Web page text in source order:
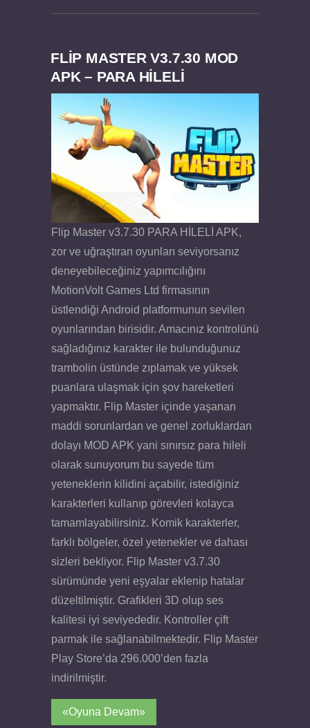
Dream Road Multiplayer v1.4.2 PARA HİLELİ
Felix the Reaper v1.25 FULL APK
FLIP MASTER V3.7.30 MOD
APK – PARA HİLELİ
Flip Master v3.7.30 PARA HİLELİ APK,
zor ve uğraştıran oyunları seviyorsanız
deneyebileceğiniz yapımcılığını
MotionVolt Games Ltd firmasının
üstlendiği Android platformunun sevilen
oyunlarından birisidir. Amacınız kontrolünü
sağladığınız karakter ile bulunduğunuz
trambolin üstünde zıplamak ve yüksek
puanlara ulaşmak için şov hareketleri
yapmaktır. Flip Master içinde yaşanan
maddi sorunlardan ve genel zorluklardan
dolayı MOD APK yani sınırsız para hileli
olarak sunuyorum bu sayede tüm
yeteneklerin kilidini açabilir, istediğiniz
karakterleri kullanıp görevleri kolayca
tamamlayabilirsiniz. Komik karakterler,
farklı bölgeler, özel yetenekler ve dahası
sizleri bekliyor. Flip Master v3.7.30
sürümünde yeni eşyalar eklenip hatalar
düzeltilmiştir. Grafikleri 3D olup ses
kalitesi iyi seviyededir. Kontroller çift
parmak ile sağlanabilmektedir. Flip Master
Play Store’da 296.000’den fazla
indirilmiştir.
«Oyuna Devam»